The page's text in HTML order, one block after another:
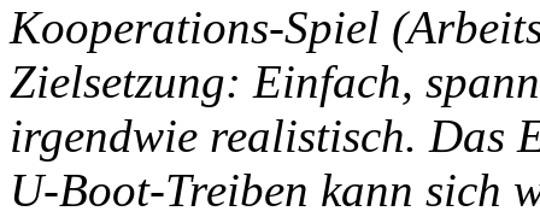
Kooperations-Spiel
Zielsetzung: Einfach,
irgendwie realistisch. Das
U-Boot-Treiben kann sich